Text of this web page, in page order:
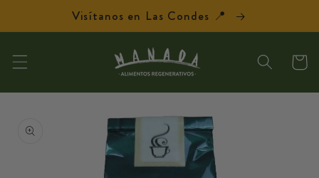
directamente
al contenido
Visítanos en Las Condes 📍
a la